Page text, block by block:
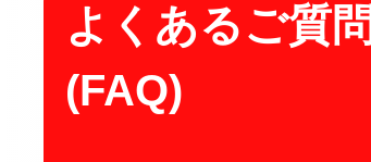
よくあるご質問
(FAQ)